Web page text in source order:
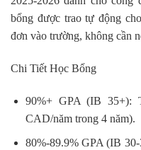
bổng được trao tự động
đơn vào trường, không cần
Chi Tiết Học Bổng
90%+ GPA (IB 35+):
CAD/năm trong 4 năm).
80%-89.9% GPA (IB